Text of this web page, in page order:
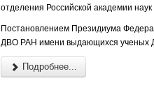
отделения Российской академии
Постановлением Президиума
ДВО РАН имени выдающихся ученых
Подробнее...